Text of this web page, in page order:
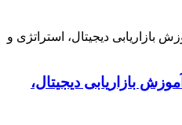
بازاریابی دیجیتال،